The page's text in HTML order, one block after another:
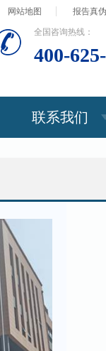
网站地图 报告真
全国咨询热线：
400-
联系我们